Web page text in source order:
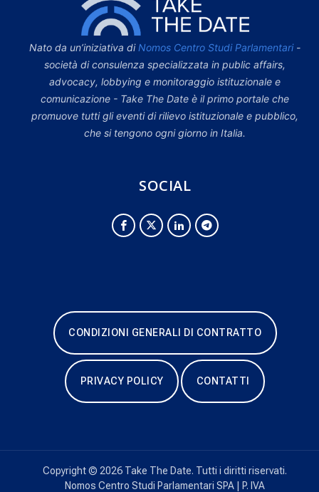
Nato da un’iniziativa di Nomos Centro Studi Parlamentari-
società di consulenza specializzata in public affairs,
advocacy, lobbying e monitoraggio istituzionale e
comunicazione - Take The Date è il primo portale che
promuove tutti gli eventi di rilievo istituzionale e pubblico,
che si tengono ogni giorno in Italia.
SOCIAL
CONDIZIONI GENERALI DI CONTRATTO
PRIVACY POLICY CONTATTI
Copyright © 2026 Take The Date. Tutti i diritti riservati.
Nomos Centro Studi Parlamentari SPA | P. IVA